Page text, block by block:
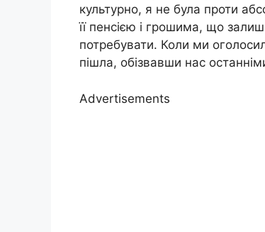
культурно, я не була проти
її пенсією і грошима, що
потребувати. Коли ми
пішла, обізвавши нас
Advertisements